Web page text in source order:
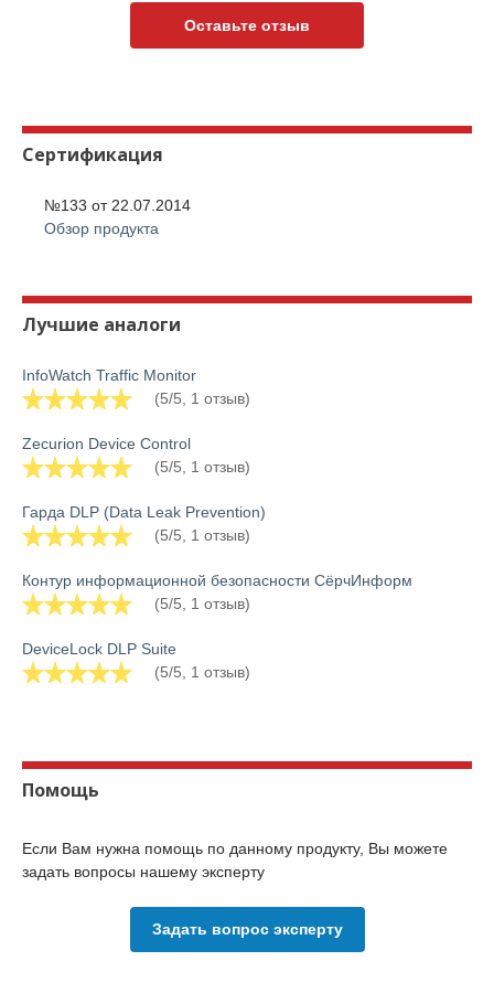
Оставьте отзыв
Сертификация
№133 от 22.07.2014
Обзор продукта
Лучшие аналоги
InfoWatch Traffic Monitor
(5/5, 1 отзыв)
Zecurion Device Control
(5/5, 1 отзыв)
Гарда DLP (Data Leak Prevention)
(5/5, 1 отзыв)
Контур информационной безопасности СёрчИнформ
(5/5, 1 отзыв)
DeviceLock DLP Suite
(5/5, 1 отзыв)
Помощь
Если Вам нужна помощь по данному продукту, Вы можете
задать вопросы нашему эксперту
Задать вопрос эксперту